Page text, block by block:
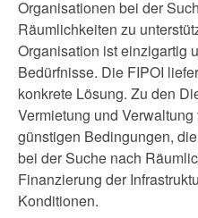
Organisationen bei der
Räumlichkeiten zu
Organisation ist einzigartig
Bedürfnisse. Die FIPOI
konkrete Lösung. Zu den
Vermietung und
günstigen Bedingungen,
bei der Suche nach
Finanzierung der
Konditionen.